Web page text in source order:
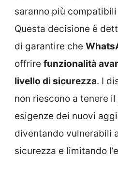
saranno più
Questa decisione è
di garantire che
offrire funzionalità
livello di sicurezza. I
non riescono a tenere
esigenze dei nuovi
diventando vulnerabili
sicurezza e limitando